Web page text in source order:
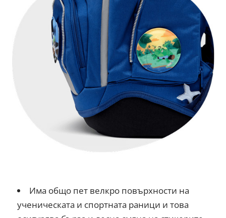
Има общо пет велкро повърхности на
ученическата и спортната раници и това